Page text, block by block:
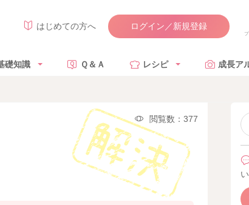
はじめての方へ ログイン／新規登録
礎知識 Ｑ＆Ａ レシピ 成長ア
閲覧数：377
い